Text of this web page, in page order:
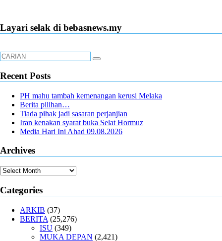
Layari selak di bebasnews.my
Recent Posts
PH mahu tambah kemenangan kerusi Melaka
Berita pilihan…
Tiada pihak jadi sasaran perjanjian
Iran kenakan syarat buka Selat Hormuz
Media Hari Ini Ahad 09.08.2026
Archives
Archives
Categories
ARKIB (37)
BERITA (25,276)
ISU (349)
MUKA DEPAN (2,421)